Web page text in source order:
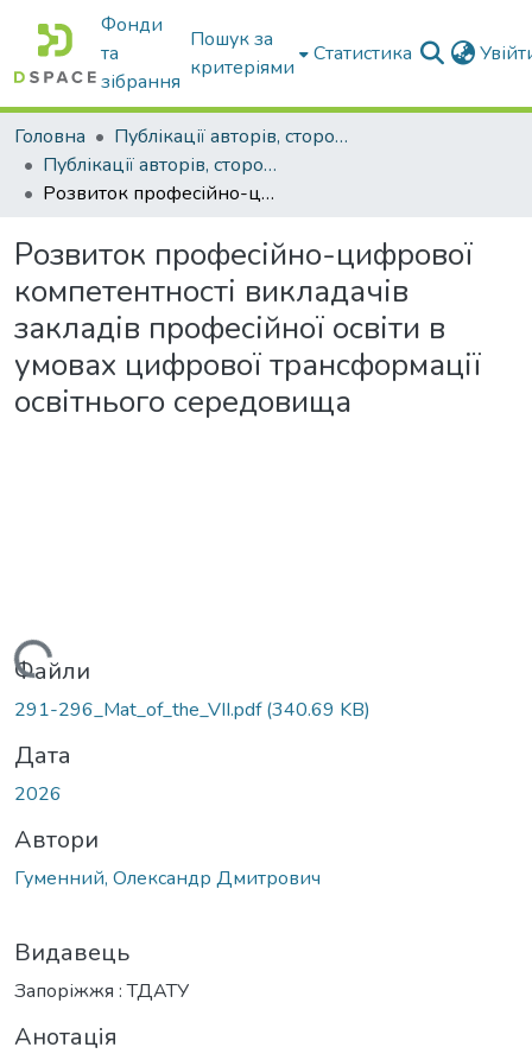
Фонди
та
зібрання
Пошук за
критеріями
Статистика
Головна
Публікації авторів, сторонніх університету
Публікації авторів, сторонніх університету
Розвиток професійно-цифрової компетентності викладачів закладів професійної освіти в умовах цифрової трансформації освітнього середовища
Розвиток професійно-цифрової
компетентності викладачів
закладів професійної освіти в
умовах цифрової трансформації
освітнього середовища
Файли
291-296_Mat_of_the_VІІ.pdf(340.69 KB)
Дата
2026
Автори
Гуменний, Олександр Дмитрович
Видавець
Запоріжжя : ТДАТУ
Анотація